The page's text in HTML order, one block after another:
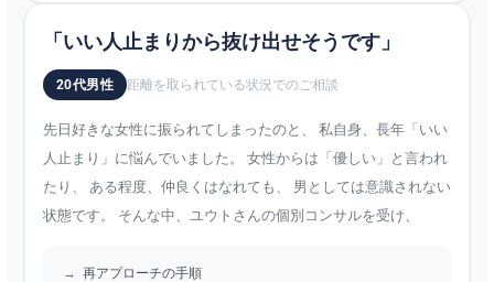
「いい人止まりから抜け出せそうです」
20代男性 距離を取られている状況でのご相談
先日好きな女性に振られてしまったのと、 私自身、長年「いい
人止まり」に悩んでいました。 女性からは「優しい」と言われ
たり、 ある程度、仲良くはなれても、 男としては意識されない
状態です。 そんな中、ユウトさんの個別コンサルを受け、
再アプローチの手順